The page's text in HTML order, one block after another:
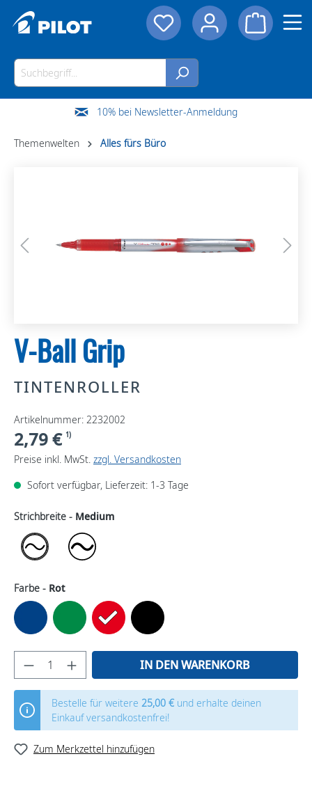
10% bei Newsletter-Anmeldung
Themenwelten Alles fürs Büro
V-Ball Grip
TINTENROLLER
Artikelnummer: 2232002
2,79 € 1)
Preise inkl. MwSt. zzgl. Versandkosten
Sofort verfügbar, Lieferzeit: 1-3 Tage
Strichbreite - Medium
Farbe - Rot
IN DEN WARENKORB
Bestelle für weitere 25,00 €und erhalte deinen
Einkauf versandkostenfrei!
Zum Merkzettel hinzufügen